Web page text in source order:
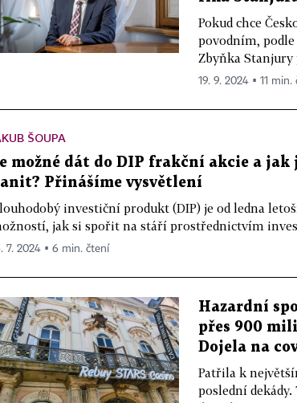
Pokud chce
povodním,
Zbyňka
19. 9. 2024 ▪ 11 min.
ŠOUPA
možné dát do DIP frakční akcie a jak
Přinášíme vysvětlení
investiční produkt (DIP) je od ledna
jak si spořit na stáří prostřednictvím
7. 2024 ▪ 6 min. čtení
Hazardní
přes 900
Dojela na
Patřila k
poslední